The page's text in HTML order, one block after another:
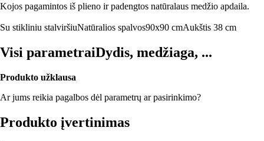
Kojos pagamintos iš plieno ir padengtos natūralaus medžio apdaila.
Su stikliniu stalviršiuNatūralios spalvos90x90 cmAukštis 38 cm
Visi parametraiDydis, medžiaga, ...
Produkto užklausa
Ar jums reikia pagalbos dėl parametrų ar pasirinkimo?
Produkto įvertinimas